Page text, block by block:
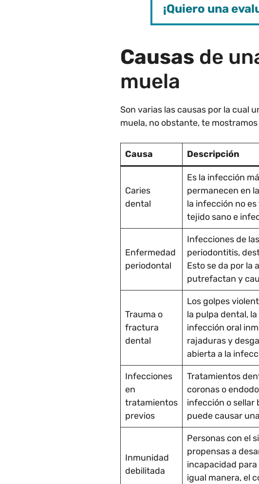
¡Quiero una
Causas de
muela
Son varias las causas por la cual
muela, no obstante, te
Causa Descripción
Caries
dental
Es la infección
permanecen en
la infección no
tejido sano e
Enfermedad
periodontal
Infecciones de
periodontitis,
Esto se da por la
putrefactan y
Trauma o
fractura
dental
Los golpes
la pulpa dental,
infección oral
rajaduras y
abierta a la
Infecciones
en
tratamientos
previos
Tratamientos
coronas o
infección o sellar
puede causar
Inmunidad
debilitada
Personas con el
propensas a
incapacidad
igual manera, el